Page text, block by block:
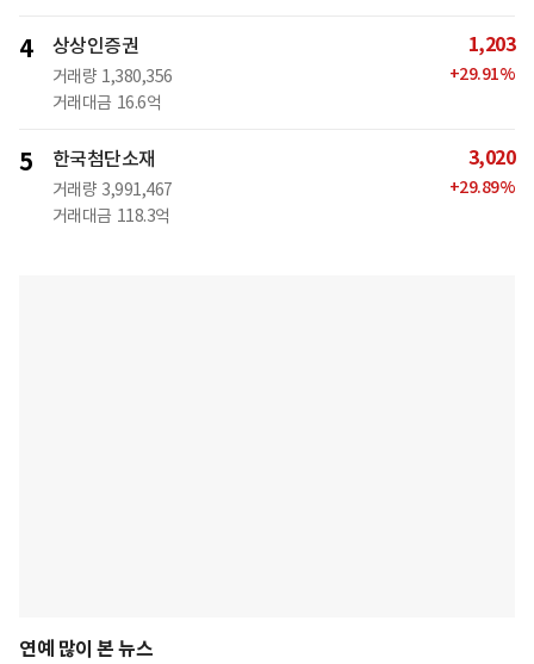
4 상상인증권
거래량 1,380,356
거래대금 16.6억
1,203
+29.91%
5 한국첨단소재
거래량 3,991,467
거래대금 118.3억
3,020
+29.89%
연예 많이 본 뉴스